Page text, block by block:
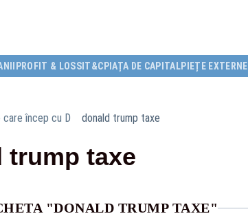
PROFIT & LOSS IT&C PIAȚA DE CAPITALPIEȚE EXTERNE
încep cu D donald trump taxe
trump taxe
"DONALD TRUMP TAXE"